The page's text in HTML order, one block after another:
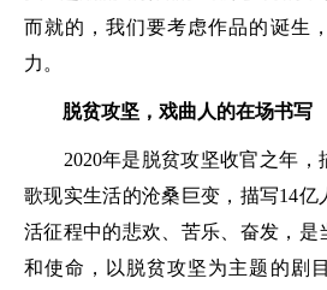
而就的，我们要考虑作品的诞生
力。
脱贫攻坚，戏曲人的在场书写
2020年是脱贫攻坚收官之年，
歌现实生活的沧桑巨变，描写14亿
活征程中的悲欢、苦乐、奋发，是
和使命，以脱贫攻坚为主题的剧